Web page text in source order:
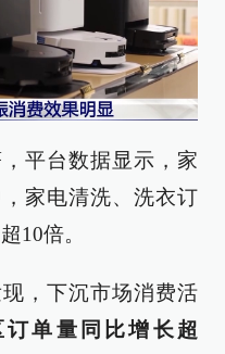
平台数据显示，家
家电清洗、洗衣订
10倍。
，下沉市场消费活
单量同比增长超